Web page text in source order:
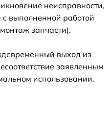
неисправности,
выполненной работой
запчасти).
выход из
заявленным
использовании.